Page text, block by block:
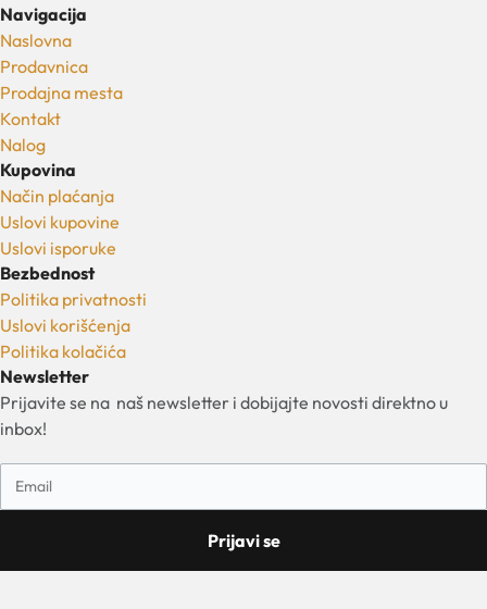
Navigacija
Naslovna
Prodavnica
Prodajna mesta
Kontakt
Nalog
Kupovina
Način plaćanja
Uslovi kupovine
Uslovi isporuke
Bezbednost
Politika privatnosti
Uslovi korišćenja
Politika kolačića
Newsletter
Prijavite se na naš newsletter i dobijajte novosti direktno u
inbox!
Prijavi se